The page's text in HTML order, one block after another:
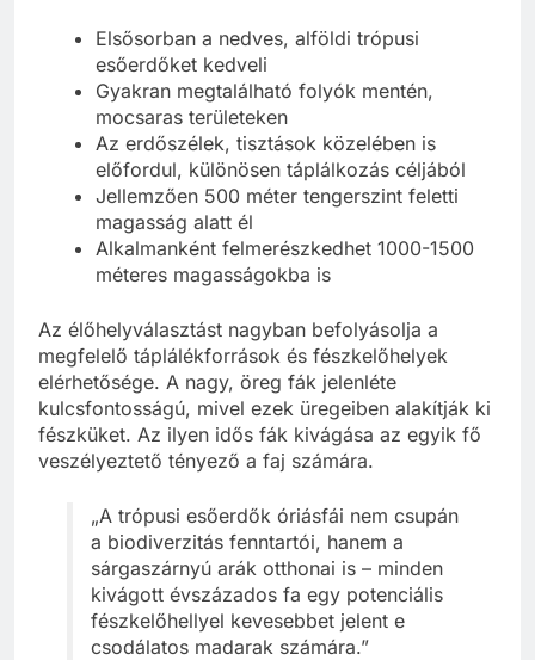
Elsősorban a nedves, alföldi trópusi
esőerdőket kedveli
Gyakran megtalálható folyók mentén,
mocsaras területeken
Az erdőszélek, tisztások közelében is
előfordul, különösen táplálkozás céljából
Jellemzően 500 méter tengerszint feletti
magasság alatt él
Alkalmanként felmerészkedhet 1000-1500
méteres magasságokba is
Az élőhelyválasztást nagyban befolyásolja a
megfelelő táplálékforrások és fészkelőhelyek
elérhetősége. A nagy, öreg fák jelenléte
kulcsfontosságú, mivel ezek üregeiben alakítják ki
fészküket. Az ilyen idős fák kivágása az egyik fő
veszélyeztető tényező a faj számára.
„A trópusi esőerdők óriásfái nem csupán
a biodiverzitás fenntartói, hanem a
sárgaszárnyú arák otthonai is – minden
kivágott évszázados fa egy potenciális
fészkelőhellyel kevesebbet jelent e
csodálatos madarak számára.”